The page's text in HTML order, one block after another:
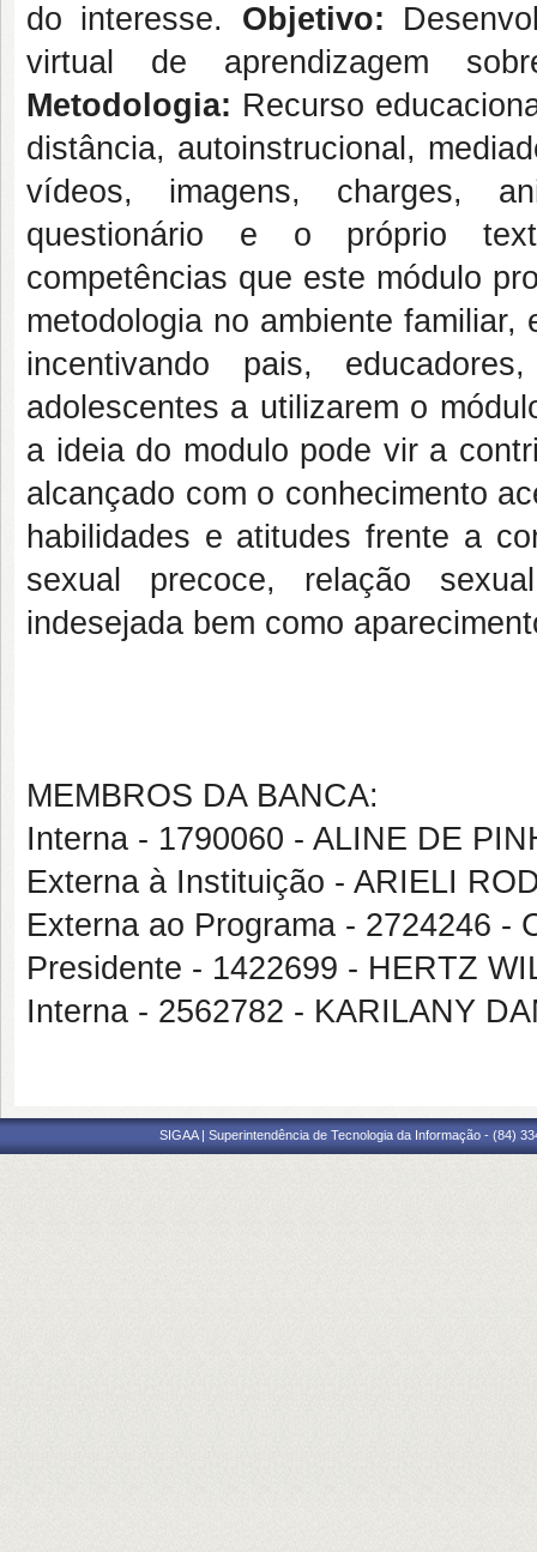
do interesse. Objetivo:
virtual de aprendizagem
Metodologia: Recurso
distância, autoinstrucional,
vídeos, imagens, charges,
questionário e o próprio
competências que este módulo
metodologia no ambiente
incentivando pais,
adolescentes a utilizarem o
a ideia do modulo pode vir a
alcançado com o conhecimento
habilidades e atitudes frente a
sexual precoce, relação
indesejada bem como
MEMBROS DA BANCA:
Interna - 1790060 - ALINE DE
Externa à Instituição - ARIELI
Externa ao Programa - 2724246 -
Presidente - 1422699 - HERTZ
Interna - 2562782 - KARILANY
SIGAA | Superintendência de Tecnologia da Informação - (84)